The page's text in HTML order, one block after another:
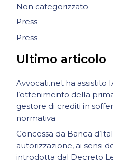
Non categorizzato
Press
Press
Ultimo articolo
Avvocati.net ha assistito
l’ottenimento della
gestore di crediti in
normativa
Concessa da Banca
autorizzazione, ai sensi
introdotta dal Decreto